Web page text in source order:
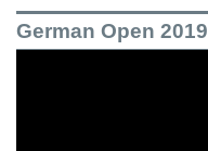
German Open 2019